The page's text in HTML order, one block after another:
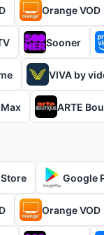
Orange VOD
Sooner
VIVA by
ARTE
Google
Orange VOD